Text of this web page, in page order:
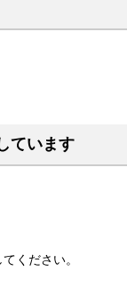
ています
ください。